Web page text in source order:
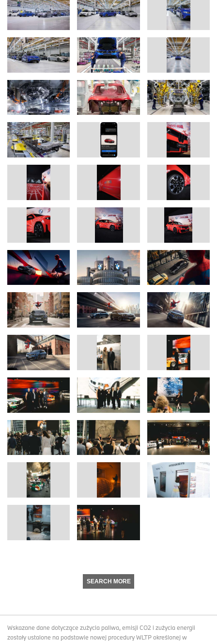
SEARCH MORE
Wskazane dane dotyczące zużycia paliwa, emisji CO2 i zużycia energii
zostały ustalone na podstawie nowej procedury WLTP określonej w